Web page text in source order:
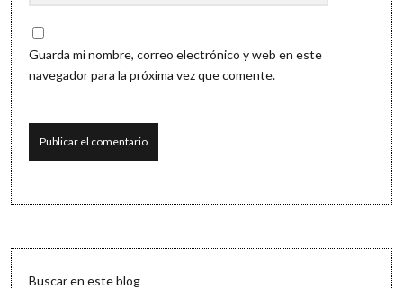
Guarda mi nombre, correo electrónico y web en este
navegador para la próxima vez que comente.
Sidebar
Buscar en este blog